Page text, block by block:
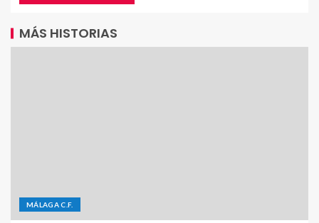
MÁS HISTORIAS
MÁLAGA C.F.